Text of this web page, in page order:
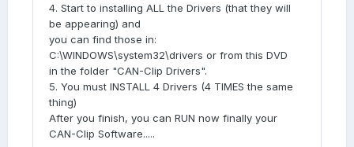
4. Start to installing ALL the Drivers (that they will
be appearing) and
you can find those in:
C:\WINDOWS\system32\drivers or from this DVD
in the folder "CAN-Clip Drivers".
5. You must INSTALL 4 Drivers (4 TIMES the same
thing)
After you finish, you can RUN now finally your
CAN-Clip Software.....